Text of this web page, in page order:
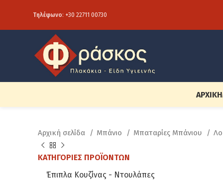
Τηλέφωνο: +30 22711 00730
ΑΡΧΙΚΉ
Αρχική σελίδα Μπάνιο Μπαταρίες Μπάνιου
ΚΑΤΗΓΟΡΊΕΣ ΠΡΟΪΌΝΤΩΝ
Έπιπλα Κουζίνας - Ντουλάπες